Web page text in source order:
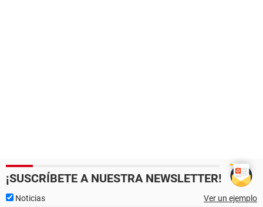
¡SUSCRÍBETE A NUESTRA NEWSLETTER!
Noticias Ver un ejemplo